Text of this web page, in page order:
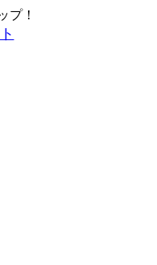
プ！